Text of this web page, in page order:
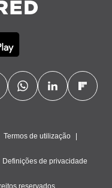
Termos de utilização
Definições de privacidade
reservados